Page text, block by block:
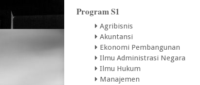
Program S1
Agribisnis
Akuntansi
Ekonomi Pembangunan
Ilmu Administrasi Negara
Ilmu Hukum
Manajemen